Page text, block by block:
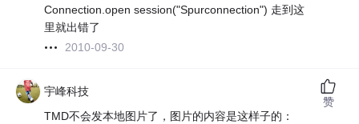
Connection.open session("Spurconnection") 走到这
里就出错了
2010-09-30
宇峰科技
TMD不会发本地图片了，图片的内容是这样子的：
赞